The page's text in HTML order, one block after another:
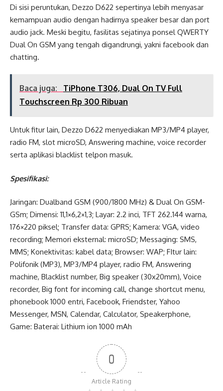
Di sisi peruntukan, Dezzo D622 sepertinya lebih menyasar
kemampuan audio dengan hadirnya speaker besar dan port
audio jack. Meski begitu, fasilitas sejatinya ponsel QWERTY
Dual On GSM yang tengah digandrungi, yakni facebook dan
chatting.
Baca juga:
TiPhone T306, Dual On TV Full
Touchscreen Rp 300 Ribuan
Untuk fitur lain, Dezzo D622 menyediakan MP3/MP4 player,
radio FM, slot microSD, Answering machine, voice recorder
serta aplikasi blacklist telpon masuk.
Spesifikasi:
Jaringan: Dualband GSM (900/1800 MHz) & Dual On GSM-
GSm; Dimensi: 11,1×6,2×1,3; Layar: 2.2 inci, TFT 262.144 warna,
176×220 piksel; Transfer data: GPRS; Kamera: VGA, video
recording; Memori eksternal: microSD; Messaging: SMS,
MMS; Konektivitas: kabel data; Browser: WAP; FItur lain:
Polifonik (MP3), MP3/MP4 player, radio FM, Answering
machine, Blacklist number, Big speaker (30x20mm), Voice
recorder, Big font for incoming call, change shortcut menu,
phonebook 1000 entri, Facebook, Friendster, Yahoo
Messenger, MSN, Calendar, Calculator, Speakerphone,
Game: Baterai: Lithium ion 1000 mAh
0
Article Rating